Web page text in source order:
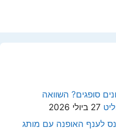
סופגים? השוואה
27 ביולי 2026
לענף האופנה עם מותג